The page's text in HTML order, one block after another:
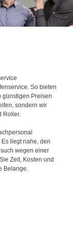
So bieten
günstigen Preisen
sondern wir
Roller.
liegt nahe, den
wegen einer
Zeit, Kosten und
Belange.